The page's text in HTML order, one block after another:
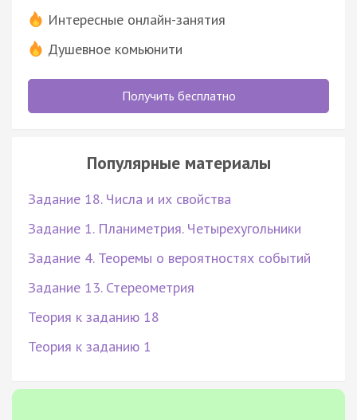
Интересные онлайн-занятия
Душевное комьюнити
Получить бесплатно
Популярные материалы
Задание 18. Числа и их свойства
Задание 1. Планиметрия. Четырехугольники
Задание 4. Теоремы о вероятностях событий
Задание 13. Стереометрия
Теория к заданию 18
Теория к заданию 1